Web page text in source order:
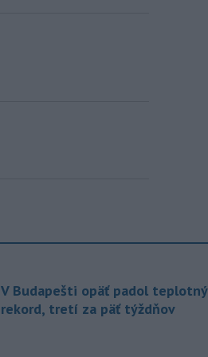
V Budapešti opäť padol teplotný
rekord, tretí za päť týždňov